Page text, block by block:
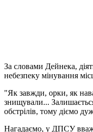
За словами Дейнека,
небезпеку мінування
"Як завжди, орки, як
знищували...
обстрілів, тому діємо
Нагадаємо, у ДПСУ